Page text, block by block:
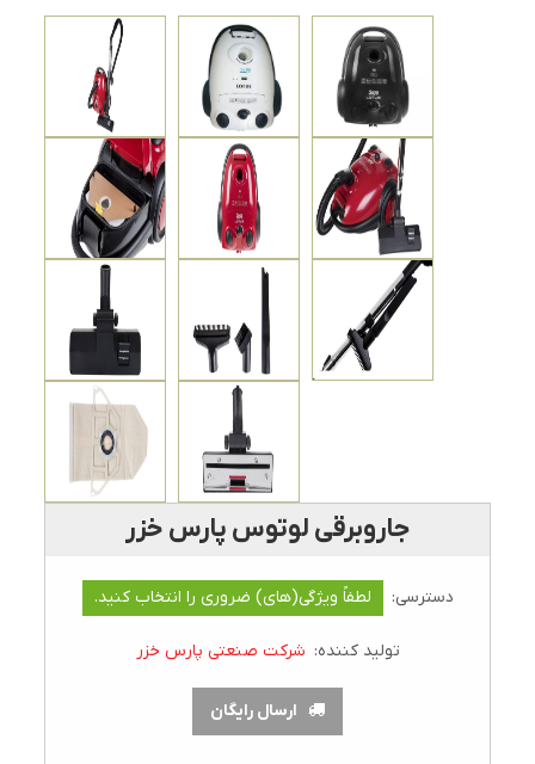
جاروبرقی لوتوس پارس خزر
دسترسی: لطفاً ویژگی(های) ضروری را انتخاب کنید.
تولید کننده: شرکت صنعتی پارس خزر
ارسال رایگان